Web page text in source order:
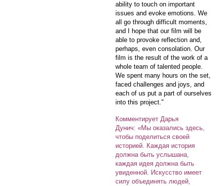
ability to touch on important
issues and evoke emotions. We
all go through difficult moments,
and I hope that our film will be
able to provoke reflection and,
perhaps, even consolation. Our
film is the result of the work of a
whole team of talented people.
We spent many hours on the set,
faced challenges and joys, and
each of us put a part of ourselves
into this project."
Комментирует Дарья
Дунич: «Мы оказались здесь,
чтобы поделиться своей
историей. Каждая история
должна быть услышана,
каждая идея должна быть
увиденной. Искусство имеет
силу объединять людей,